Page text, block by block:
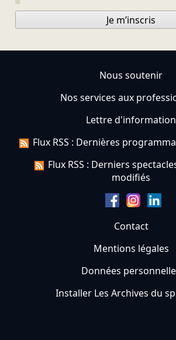
Je m’inscris
Nous soutenir
Nos services aux
Lettre d'information
Flux RSS : Dernières
Flux RSS : Derniers
modifiés
Contact
Mentions légales
Données
Installer Les Archives du